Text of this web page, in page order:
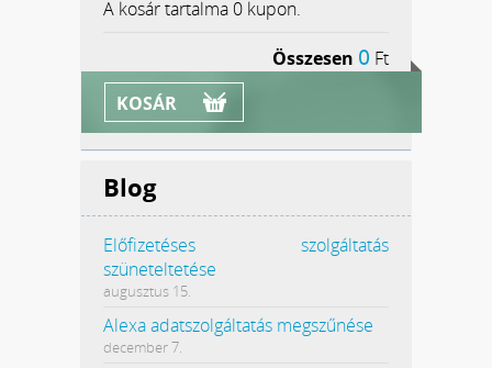
A kosár tartalma 0 kupon.
Összesen 0 Ft
KOSÁR
Blog
Előfizetéses szolgáltatás
szüneteltetése
augusztus 15.
Alexa adatszolgáltatás megszűnése
december 7.